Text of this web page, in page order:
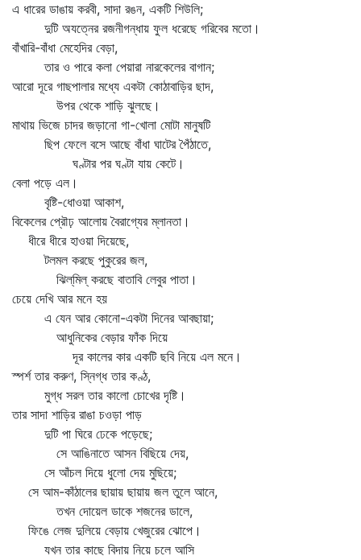
এ ধারের ডাঙায় করবী, সাদা রঙন, একটি শিউলি;
দুটি অযত্নের রজনীগন্ধায় ফুল ধরেছে গরিবের মতো।
বাঁখারি-বাঁধা মেহেদির বেড়া,
তার ও পারে কলা পেয়ারা নারকেলের বাগান;
আরো দূরে গাছপালার মধ্যে একটা কোঠাবাড়ির ছাদ,
উপর থেকে শাড়ি ঝুলছে।
মাথায় ভিজে চাদর জড়ানো গা-খোলা মোটা মানুষটি
ছিপ ফেলে বসে আছে বাঁধা ঘাটের পৈঁঠাতে,
ঘণ্টার পর ঘণ্টা যায় কেটে।
বেলা পড়ে এল।
বৃষ্টি-ধোওয়া আকাশ,
বিকেলের প্রৌঢ় আলোয় বৈরাগ্যের ম্লানতা।
ধীরে ধীরে হাওয়া দিয়েছে,
টলমল করছে পুকুরের জল,
ঝিল্‌মিল্‌ করছে বাতাবি লেবুর পাতা।
চেয়ে দেখি আর মনে হয়
এ যেন আর কোনো-একটা দিনের আবছায়া;
আধুনিকের বেড়ার ফাঁক দিয়ে
দূর কালের কার একটি ছবি নিয়ে এল মনে।
স্পর্শ তার করুণ, স্নিগ্ধ তার কণ্ঠ,
মুগ্ধ সরল তার কালো চোখের দৃষ্টি।
তার সাদা শাড়ির রাঙা চওড়া পাড়
দুটি পা ঘিরে ঢেকে পড়েছে;
সে আঙিনাতে আসন বিছিয়ে দেয়,
সে আঁচল দিয়ে ধুলো দেয় মুছিয়ে;
সে আম-কাঁঠালের ছায়ায় ছায়ায় জল তুলে আনে,
তখন দোয়েল ডাকে শজনের ডালে,
ফিঙে লেজ দুলিয়ে বেড়ায় খেজুরের ঝোপে।
যখন তার কাছে বিদায় নিয়ে চলে আসি